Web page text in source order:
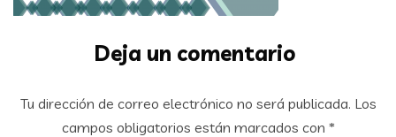
Deja un comentario
Tu dirección de correo electrónico no será publicada. Los
campos obligatorios están marcados con *